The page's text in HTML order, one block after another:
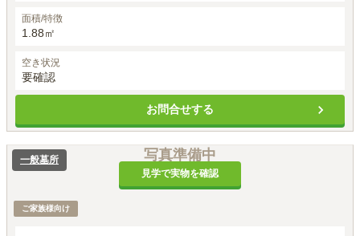
面積/特徴
1.88㎡
空き状況
要確認
お問合せする
写真準備中
見学で実物を確認
一般墓所
ご家族様向け